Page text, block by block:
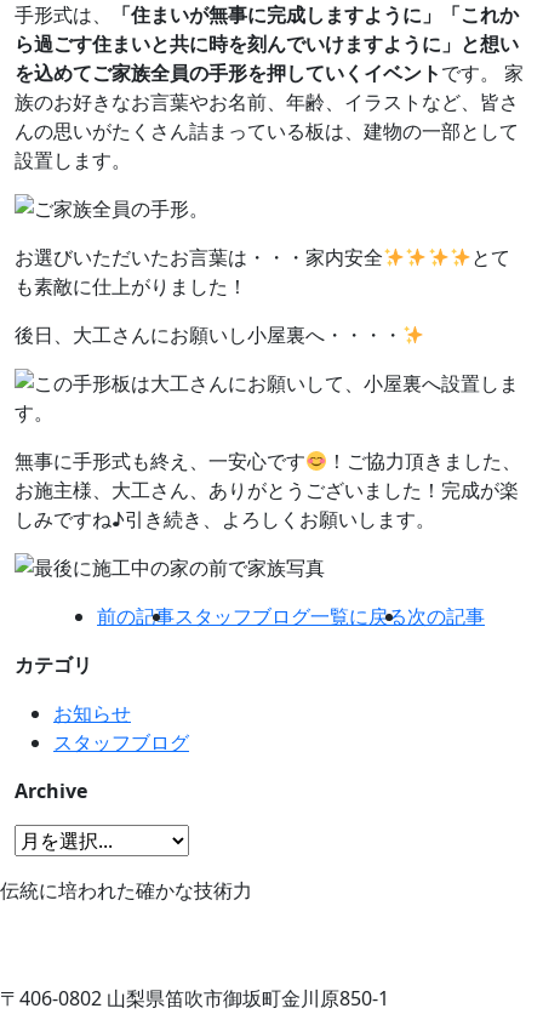
手形式は、
「住まいが無事に完成しますように」「これか
ら過ごす住まいと共に時を刻んでいけますように」と想い
を込めてご家族全員の手形を押していくイベントです。 家
族のお好きなお言葉やお名前、年齢、イラストなど、皆さ
んの思いがたくさん詰まっている板は、建物の一部として
設置します。
お選びいただいたお言葉は・・・家内安全
とて
も素敵に仕上がりました！
後日、大工さんにお願いし小屋裏へ・・・・
無事に手形式も終え、一安心です
！ご協力頂きました、
お施主様、大工さん、ありがとうございました！完成が楽
しみですね♪引き続き、よろしくお願いします。
前の記事スタッフブログ一覧に戻る次の記事
カテゴリ
お知らせ
スタッフブログ
Archive
伝統に培われた確かな技術力
〒406-0802 山梨県笛吹市御坂町金川原850-1